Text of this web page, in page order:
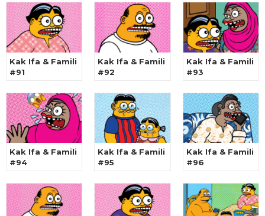
Kak Ifa & Famili
#91
Kak Ifa & Famili
#92
Kak Ifa & Famili
#93
Kak Ifa & Famili
#94
Kak Ifa & Famili
#95
Kak Ifa & Famili
#96